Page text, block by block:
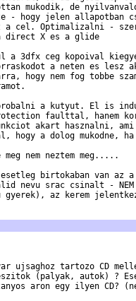
mukodik, de
- hogy jelen allapotban
a cel. Optimalizalni -
direct X es a glide
a 3dfx ceg kopoival
a neten es lesz
hogy nem fog tobbe
a kutyut. El is
faulttal, hanem
akart hasznalni,
hogy a dolog mukodne,
nem neztem meg.....
birtokaban van az
nevu srac csinalt -
az kerem
ujsaghoz tartozo CD
(palyak, autok) ?
aron egy ilyen CD?